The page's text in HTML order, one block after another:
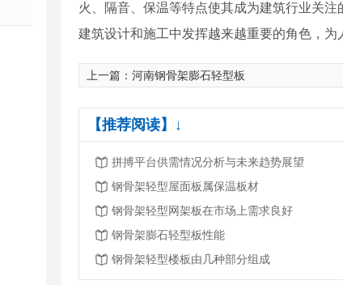
火、隔音、保温等特点使其成为建筑行业关
建筑设计和施工中发挥越来越重要的角色，
上一篇： 河南钢骨架膨石轻型板
【推荐阅读】↓
拼搏平台供需情况分析与未来趋势展望
钢骨架轻型屋面板属保温板材
钢骨架轻型网架板在市场上需求良好
钢骨架膨石轻型板性能
钢骨架轻型楼板由几种部分组成